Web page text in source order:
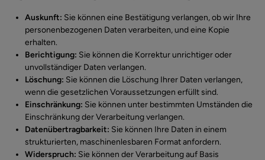
Auskunft: Sie können eine Bestätigung verlangen, ob wir Ihre
personenbezogenen Daten verarbeiten, und eine Kopie
erhalten.
Berichtigung: Sie können die Korrektur unrichtiger oder
unvollständiger Daten verlangen.
Löschung: Sie können die Löschung Ihrer Daten verlangen,
wenn die gesetzlichen Voraussetzungen erfüllt sind.
Einschränkung: Sie können unter bestimmten Umständen die
Einschränkung der Verarbeitung verlangen.
Datenübertragbarkeit: Sie können Ihre Daten in einem
strukturierten, maschinenlesbaren Format anfordern.
Widerspruch: Sie können der Verarbeitung auf Basis